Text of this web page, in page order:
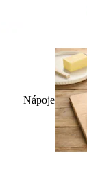
Nápoje